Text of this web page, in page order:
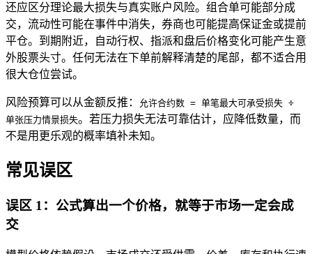
还应区分理论最大损失与真实账户风险。组合单可能部分成
交，流动性可能在事件中消失，券商也可能提高保证金或提前
平仓。到期附近，自动行权、指派和盘后价格变化可能产生意
外股票头寸。任何无法在下单前解释清楚的尾部，都不适合用
很大仓位尝试。
风险预算可以从金额反推：
允许合约数 = 单笔最大可承受损失 ÷
单张压力情景损失。若压力损失无法可靠估计，应降低数量，而
不是用更乐观的概率填补未知。
常见误区
误区 1：公式算出一个价格，就等于市场一定会成
交